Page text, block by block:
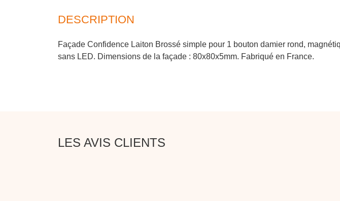
DESCRIPTION
Façade Confidence Laiton Brossé simple pour 1 bouton damier rond,
sans LED. Dimensions de la façade : 80x80x5mm. Fabriqué en France.
LES AVIS CLIENTS